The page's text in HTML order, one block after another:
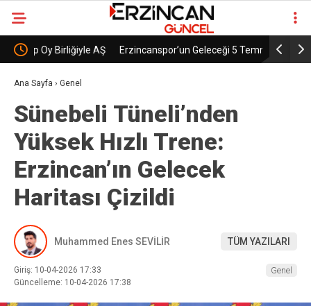
AŞ Erzincanspor’un Geleceği 5 Temmuz’da
Şekillenecek
Ana Sayfa › Genel
Sünebeli Tüneli’nden
Yüksek Hızlı Trene:
Erzincan’ın Gelecek
Haritası Çizildi
Muhammed Enes SEVİLİR TÜM YAZILARI
Giriş: 10-04-2026 17:33
Güncelleme: 10-04-2026 17:38
Genel